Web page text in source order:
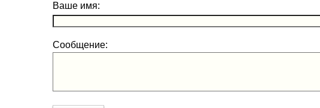
Ваше имя:
Сообщение: